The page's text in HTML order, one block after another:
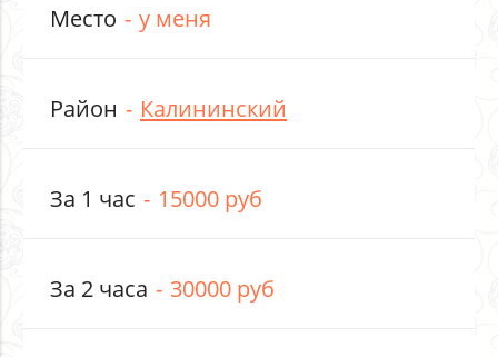
Место у меня
Район Калининский
За 1 час 15000 руб
За 2 часа 30000 руб